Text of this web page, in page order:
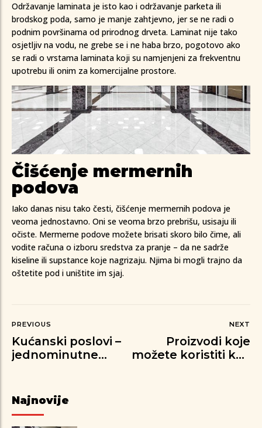
Održavanje laminata je isto kao i održavanje parketa ili
brodskog poda, samo je manje zahtjevno, jer se ne radi o
podnim površinama od prirodnog drveta. Laminat nije tako
osjetljiv na vodu, ne grebe se i ne haba brzo, pogotovo ako
se radi o vrstama laminata koji su namjenjeni za frekventnu
upotrebu ili onim za komercijalne prostore.
Čišćenje mermernih
podova
Iako danas nisu tako česti, čišćenje mermernih podova je
veoma jednostavno. Oni se veoma brzo prebrišu, usisaju ili
očiste. Mermerne podove možete brisati skoro bilo čime, ali
vodite računa o izboru sredstva za pranje – da ne sadrže
kiseline ili supstance koje nagrizaju. Njima bi mogli trajno da
oštetite pod i uništite im sjaj.
PREVIOUS
Kućanski poslovi –
jednominutne
NEXT
Proizvodi koje
možete koristiti kao
Najnovije